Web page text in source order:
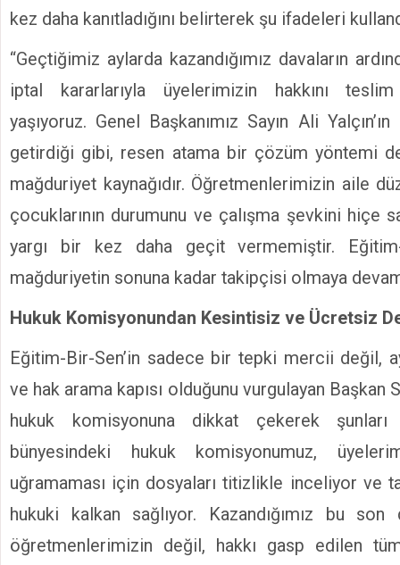
kez daha kanıtladığını belirterek şu ifadeleri
“Geçtiğimiz aylarda kazandığımız davaların
iptal kararlarıyla üyelerimizin hakkını
yaşıyoruz. Genel Başkanımız Sayın Ali
getirdiği gibi, resen atama bir çözüm yöntemi
mağduriyet kaynağıdır. Öğretmenlerimizin aile
çocuklarının durumunu ve çalışma şevkini hiçe
yargı bir kez daha geçit vermemiştir.
mağduriyetin sonuna kadar takipçisi olmaya
Hukuk Komisyonundan Kesintisiz ve Ücretsiz
Eğitim-Bir-Sen’in sadece bir tepki mercii değil,
ve hak arama kapısı olduğunu vurgulayan Başkan
hukuk komisyonuna dikkat çekerek şunları
bünyesindeki hukuk komisyonumuz,
uğramaması için dosyaları titizlikle inceliyor ve
hukuki kalkan sağlıyor. Kazandığımız bu
öğretmenlerimizin değil, hakkı gasp edilen